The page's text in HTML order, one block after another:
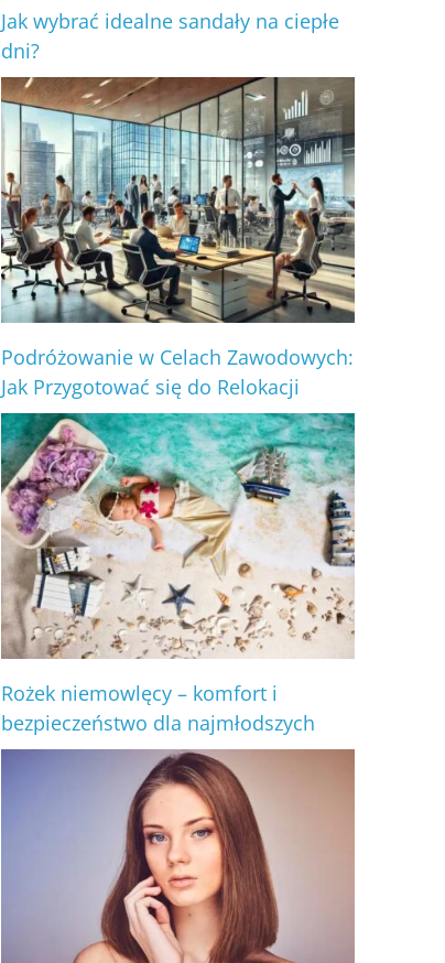
Jak wybrać idealne sandały na ciepłe
dni?
Podróżowanie w Celach Zawodowych:
Jak Przygotować się do Relokacji
Rożek niemowlęcy – komfort i
bezpieczeństwo dla najmłodszych